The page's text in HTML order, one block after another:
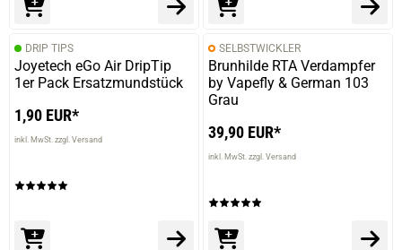
DRIP TIPS
Joyetech eGo Air DripTip
1er Pack Ersatzmundstück
1,90 EUR*
inkl. MwSt. zzgl. Versand
SELBSTWICKLER
Brunhilde RTA Verdampfer
by Vapefly & German 103
Grau
39,90 EUR*
inkl. MwSt. zzgl. Versand